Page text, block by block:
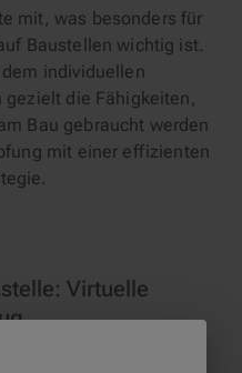
mit, was besonders für
Baustellen wichtig ist.
individuellen
gezielt die Fähigkeiten,
Bau gebraucht werden
mit einer effizienten
Virtuelle